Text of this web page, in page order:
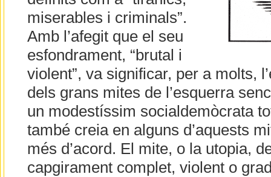
miserables i criminals”.
Amb l’afegit que el seu
esfondrament, “brutal i
violent”, va significar, per a molts,
dels grans mites de l’esquerra
un modestíssim socialdemòcrata
també creia en alguns d’aquests
més d’acord. El mite, o la utopia,
capgirament complet, violent o